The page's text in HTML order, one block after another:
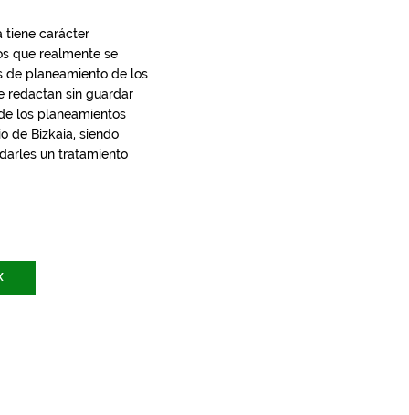
tiene carácter
que realmente se
de planeamiento de los
redactan sin guardar
los planeamientos
de Bizkaia, siendo
un tratamiento